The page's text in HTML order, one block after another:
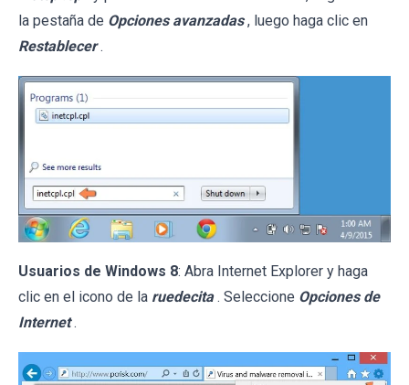
la pestaña de Opciones avanzadas , luego haga clic en
Restablecer .
Usuarios de Windows 8: Abra Internet Explorer y haga
clic en el icono de la ruedecita . Seleccione Opciones de
Internet .